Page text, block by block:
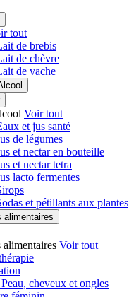
tout
de brebis
de chèvre
de vache
Voir tout
et jus santé
de légumes
et nectar en bouteille
et nectar tetra
lacto fermentes
et pétillants aux plantes
alimentaires
alimentaires Voir tout
cheveux et ongles